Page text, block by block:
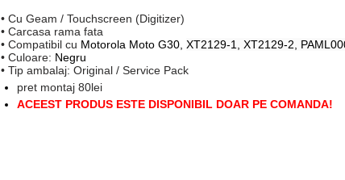
• Cu Geam / Touchscreen (Digitizer)
• Carcasa rama fata
• Compatibil cu Motorola Moto G30, XT2129-1, XT2129-2,
• Culoare: Negru
• Tip ambalaj: Original / Service Pack
pret montaj 80lei
ACEEST PRODUS ESTE DISPONIBIL DOAR PE COMANDA!